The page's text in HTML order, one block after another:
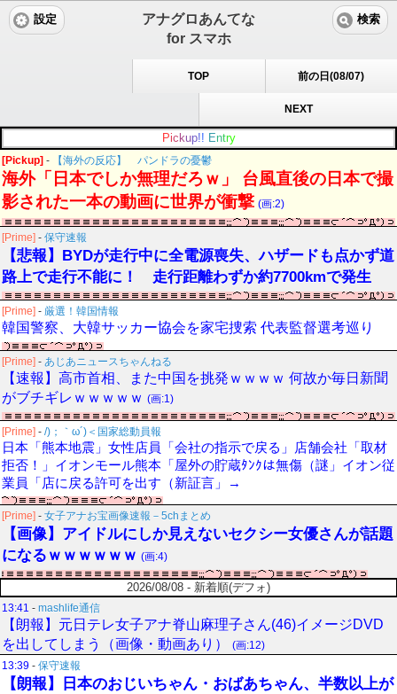
アナグロあんてな
for スマホ
設定 検索
TOP 前の日(08/07)
NEXT
Pic kup!! Entry
[Pickup] - 【海外の反応】 パンドラの憂鬱
海外「日本でしか無理だろｗ」 台風直後の日本で撮
影された一本の動画に世界が衝撃 (画:2)
[Prime] - 保守速報
【悲報】BYDが走行中に全電源喪失、ハザードも点かず道
路上で走行不能に！ 走行距離わずか約7700kmで発生
[Prime] - 厳選！韓国情報
韓国警察、大韓サッカー協会を家宅捜索 代表監督選考巡り
[Prime] - あじあニュースちゃんねる
【速報】高市首相、また中国を挑発ｗｗｗｗ 何故か毎日新聞
がブチギレｗｗｗｗｗ (画:1)
[Prime] - /)；｀ω´)＜国家総動員報
日本「熊本地震」女性店員「会社の指示で戻る」店舗会社「取材
拒否！」イオンモール熊本「屋外の貯蔵ﾀﾝｸは無傷（謎」イオン従
業員「店に戻る許可を出す（新証言」→
[Prime] - 女子アナお宝画像速報－5chまとめ
【画像】アイドルにしか見えないセクシー女優さんが話題
になるｗｗｗｗｗｗ (画:4)
2026/08/08 - 新着順(デフォ)
13:41 - mashlife通信
【朗報】元日テレ女子アナ脊山麻理子さん(46)イメージDVD
を出してしまう（画像・動画あり）
(画:12)
13:39 - 保守速報
【朗報】日本のおじいちゃん・おばあちゃん、半数以上が